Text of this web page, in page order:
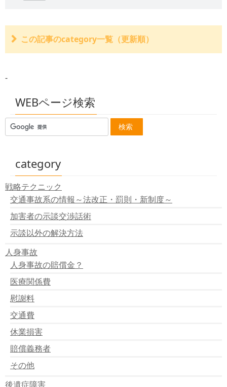
この記事のcategory一覧（更新順）
一時停止とは？停止線と一時停止の道路標識
修正要素：シートベルト着用義務の過失割合
-
WEBページ検索
category
戦略テクニック
交通事故系の情報～法改正・罰則・新制度～
加害者の示談交渉話術
示談以外の解決方法
人身事故
人身事故の賠償金？
医療関係費
慰謝料
交通費
休業損害
賠償義務者
その他
後遺症障害